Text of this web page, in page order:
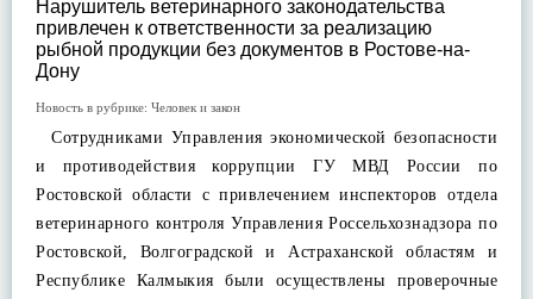
Нарушитель ветеринарного законодательства
привлечен к ответственности за реализацию
рыбной продукции без документов в Ростове-на-
Дону
Новость в рубрике: Человек и закон
Сотрудниками Управления экономической безопасности
и противодействия коррупции ГУ МВД России по
Ростовской области с привлечением инспекторов отдела
ветеринарного контроля Управления Россельхознадзора по
Ростовской, Волгоградской и Астраханской областям и
Республике Калмыкия были осуществлены проверочные